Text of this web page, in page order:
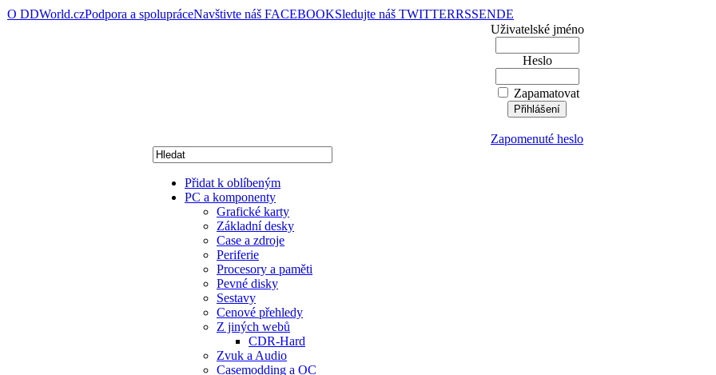
O DDWorld.czPodpora a spolupráceNavštivte náš FACEBOOKSledujte náš TWITTERRSSENDE
Uživatelské jméno
Heslo
Zapamatovat
Zapomenuté heslo
Přidat k oblíbeným
PC a komponenty
Grafické karty
Základní desky
Case a zdroje
Periferie
Procesory a paměti
Pevné disky
Sestavy
Cenové přehledy
Z jiných webů
CDR-Hard
Zvuk a Audio
Casemodding a OC